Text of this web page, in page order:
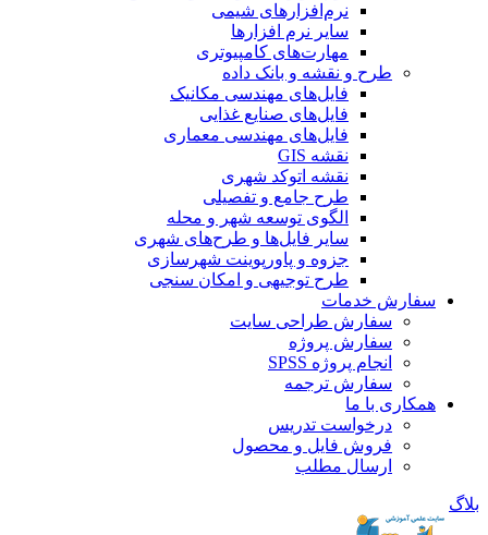
نرم‌افزارهای شیمی
سایر نرم افزارها
مهارت‌های کامپیوتری
طرح و نقشه و بانک داده
فایل‌های مهندسی مکانیک
فایل‌های صنایع غذایی
فایل‌های مهندسی معماری
نقشه GIS
نقشه اتوکد شهری
طرح جامع و تفصیلی
الگوی توسعه شهر و محله
سایر فایل‌ها و طرح‌های شهری
جزوه و پاورپوینت شهرسازی
طرح توجیهی و امکان سنجی
سفارش خدمات
سفارش طراحی سایت
سفارش پروژه
انجام پروژه SPSS
سفارش ترجمه
همکاری با ما
درخواست تدریس
فروش فایل و محصول
ارسال مطلب